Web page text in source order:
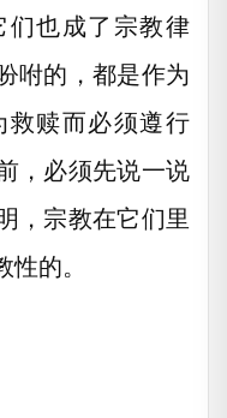
们也成了宗教律
咐的，都是作为
救赎而必须遵行
，必须先说一说
，宗教在它们里
的。